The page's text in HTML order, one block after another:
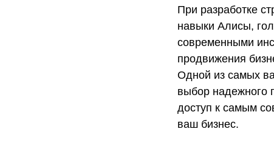
При разработке
навыки Алисы,
современными
продвижения
Одной из самых
выбор надежного
доступ к самым
ваш бизнес.